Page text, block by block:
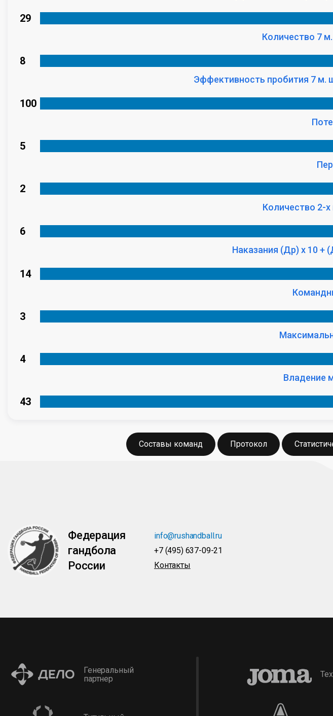
29
Количество 7
8
Эффективность пробития 7 м.
100
5
2
Количество 2-
6
Наказания (Др) x 10 +
14
3
4
Владение
43
Составы команд Протокол
Федерация
гандбола
России
info@rushandball.ru
+7 (495) 637-09-21
Контакты
Генеральный
партнер